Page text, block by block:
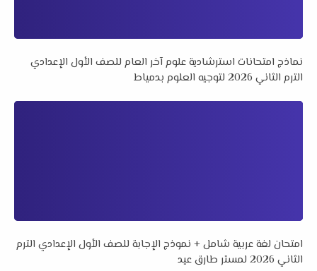
نماذج امتحانات استرشادية علوم آخر العام للصف الأول الإعدادي
الترم الثاني 2026 لتوجيه العلوم بدمياط
امتحان لغة عربية شامل + نموذج الإجابة للصف الأول الإعدادي الترم
الثاني 2026 لمستر طارق عيد